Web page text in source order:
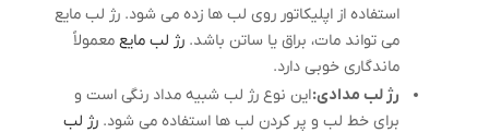
استفاده از اپلیکاتور روی لب ها زده می شود. رژ لب مایع
می تواند مات، براق یا ساتن باشد. رژ لب مایع معمولاً
ماندگاری خوبی دارد.
رژ لب مدادی:این نوع رژ لب شبیه مداد رنگی است و
برای خط لب و پر کردن لب ها استفاده می شود. رژ لب